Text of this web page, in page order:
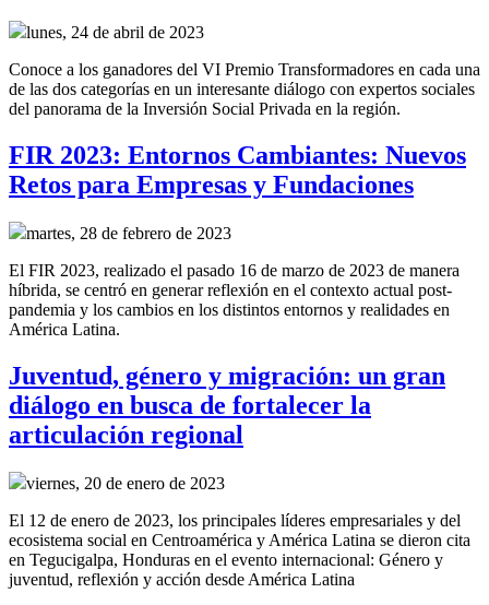
lunes, 24 de abril de 2023
Conoce a los ganadores del VI Premio Transformadores en cada una
de las dos categorías en un interesante diálogo con expertos sociales
del panorama de la Inversión Social Privada en la región.
FIR 2023: Entornos Cambiantes: Nuevos
Retos para Empresas y Fundaciones
martes, 28 de febrero de 2023
El FIR 2023, realizado el pasado 16 de marzo de 2023 de manera
híbrida, se centró en generar reflexión en el contexto actual post-
pandemia y los cambios en los distintos entornos y realidades en
América Latina.
Juventud, género y migración: un gran
diálogo en busca de fortalecer la
articulación regional
viernes, 20 de enero de 2023
El 12 de enero de 2023, los principales líderes empresariales y del
ecosistema social en Centroamérica y América Latina se dieron cita
en Tegucigalpa, Honduras en el evento internacional: Género y
juventud, reflexión y acción desde América Latina